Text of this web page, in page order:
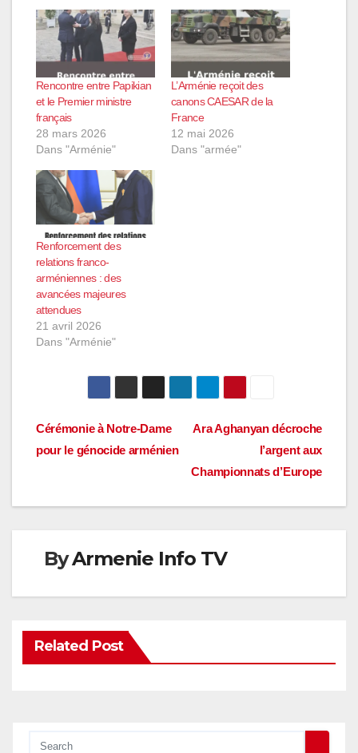
Rencontre entre Papikian
et le Premier ministre
français
28 mars 2026
Dans "Arménie"
L’Arménie reçoit des
canons CAESAR de la
France
12 mai 2026
Dans "armée"
Renforcement des
relations franco-
arméniennes : des
avancées majeures
attendues
21 avril 2026
Dans "Arménie"
Navigation
de
l’article
Ara Aghanyan décroche
l’argent aux
Championnats d’Europe
Cérémonie à Notre-Dame
pour le génocide arménien
ByArmenie Info TV
Related Post